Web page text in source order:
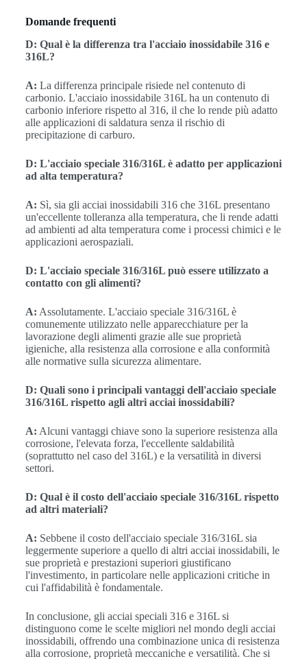
Domande frequenti
D: Qual è la differenza tra l'acciaio inossidabile 316 e
316L?
A: La differenza principale risiede nel contenuto di
carbonio. L'acciaio inossidabile 316L ha un contenuto di
carbonio inferiore rispetto al 316, il che lo rende più adatto
alle applicazioni di saldatura senza il rischio di
precipitazione di carburo.
D: L'acciaio speciale 316/316L è adatto per applicazioni
ad alta temperatura?
A: Sì, sia gli acciai inossidabili 316 che 316L presentano
un'eccellente tolleranza alla temperatura, che li rende adatti
ad ambienti ad alta temperatura come i processi chimici e le
applicazioni aerospaziali.
D: L'acciaio speciale 316/316L può essere utilizzato a
contatto con gli alimenti?
A: Assolutamente. L'acciaio speciale 316/316L è
comunemente utilizzato nelle apparecchiature per la
lavorazione degli alimenti grazie alle sue proprietà
igieniche, alla resistenza alla corrosione e alla conformità
alle normative sulla sicurezza alimentare.
D: Quali sono i principali vantaggi dell'acciaio speciale
316/316L rispetto agli altri acciai inossidabili?
A: Alcuni vantaggi chiave sono la superiore resistenza alla
corrosione, l'elevata forza, l'eccellente saldabilità
(soprattutto nel caso del 316L) e la versatilità in diversi
settori.
D: Qual è il costo dell'acciaio speciale 316/316L rispetto
ad altri materiali?
A: Sebbene il costo dell'acciaio speciale 316/316L sia
leggermente superiore a quello di altri acciai inossidabili, le
sue proprietà e prestazioni superiori giustificano
l'investimento, in particolare nelle applicazioni critiche in
cui l'affidabilità è fondamentale.
In conclusione, gli acciai speciali 316 e 316L si
distinguono come le scelte migliori nel mondo degli acciai
inossidabili, offrendo una combinazione unica di resistenza
alla corrosione, proprietà meccaniche e versatilità. Che si